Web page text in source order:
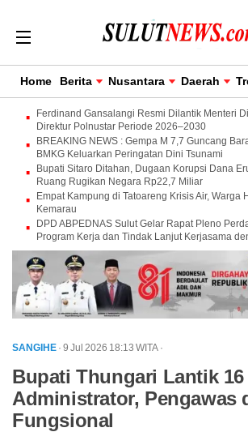
Home Berita Nusantara Daerah
Ferdinand Gansalangi Resmi Dilantik Menteri
Direktur Polnustar Periode 2026–2030
BREAKING NEWS : Gempa M 7,7 Guncang
BMKG Keluarkan Peringatan Dini Tsunami
Bupati Sitaro Ditahan, Dugaan Korupsi Dana
Ruang Rugikan Negara Rp22,7 Miliar
Empat Kampung di Tatoareng Krisis Air, Warga
Kemarau
DPD ABPEDNAS Sulut Gelar Rapat Pleno
Program Kerja dan Tindak Lanjut Kerjasama
SANGIHE · 9 Jul 2026 18:13 WITA ·
Bupati Thungari Lantik 16
Administrator, Pengawas
Fungsional